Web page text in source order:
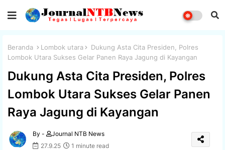
Beranda Lombok utara
Dukung Asta Cita Presiden, Polres
Lombok Utara Sukses Gelar Panen Raya Jagung di Kayangan
Dukung Asta Cita Presiden, Polres
Lombok Utara Sukses Gelar Panen
Raya Jagung di Kayangan
By -
Journal NTB News
27.9.25
1 minute read